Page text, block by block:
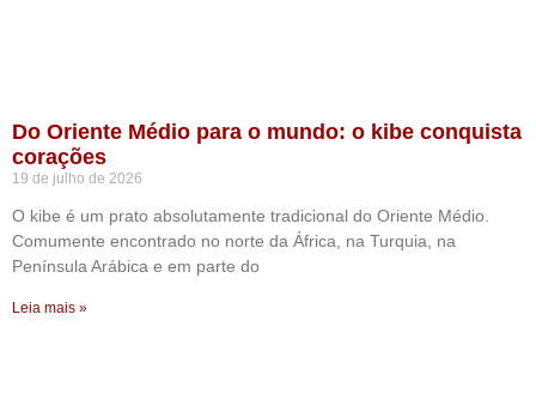
Do Oriente Médio para o mundo: o kibe conquista
corações
19 de julho de 2026
O kibe é um prato absolutamente tradicional do Oriente Médio.
Comumente encontrado no norte da África, na Turquia, na
Península Arábica e em parte do
Leia mais »